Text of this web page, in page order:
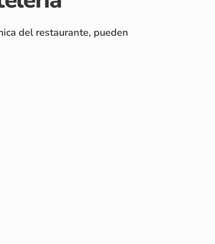
del restaurante, pueden